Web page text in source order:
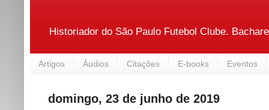
Historiador do São Paulo Futebol Clube.
Artigos Áudios Citações E-books Eventos
domingo, 23 de junho de 2019